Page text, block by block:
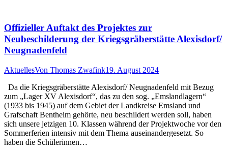
Offizieller Auftakt des Projektes zur
Neubeschilderung der Kriegsgräberstätte Alexisdorf/
Neugnadenfeld
AktuellesVon Thomas Zwafink19. August 2024
Da die Kriegsgräberstätte Alexisdorf/ Neugnadenfeld mit Bezug
zum „Lager XV Alexisdorf“, das zu den sog. „Emslandlagern“
(1933 bis 1945) auf dem Gebiet der Landkreise Emsland und
Grafschaft Bentheim gehörte, neu beschildert werden soll, haben
sich unsere jetzigen 10. Klassen während der Projektwoche vor den
Sommerferien intensiv mit dem Thema auseinandergesetzt. So
haben die Schülerinnen…